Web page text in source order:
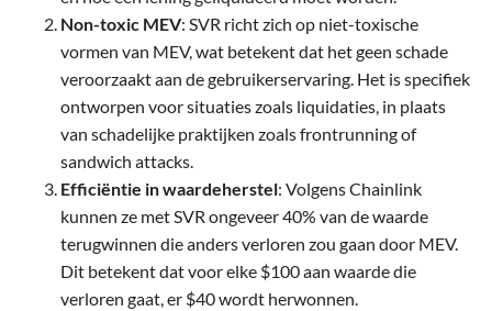
Non-toxic MEV: SVR richt zich op niet-toxische
vormen van MEV, wat betekent dat het geen schade
veroorzaakt aan de gebruikerservaring. Het is specifiek
ontworpen voor situaties zoals liquidaties, in plaats
van schadelijke praktijken zoals frontrunning of
sandwich attacks.
Efficiëntie in waardeherstel: Volgens Chainlink
kunnen ze met SVR ongeveer 40% van de waarde
terugwinnen die anders verloren zou gaan door MEV.
Dit betekent dat voor elke $100 aan waarde die
verloren gaat, er $40 wordt herwonnen.